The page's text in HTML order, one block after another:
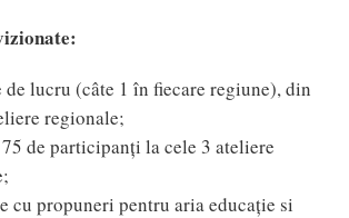
de lucru (câte 1 în fiecare regiune), din
regionale;
de participanți la cele 3 ateliere
cu propuneri pentru aria educație si